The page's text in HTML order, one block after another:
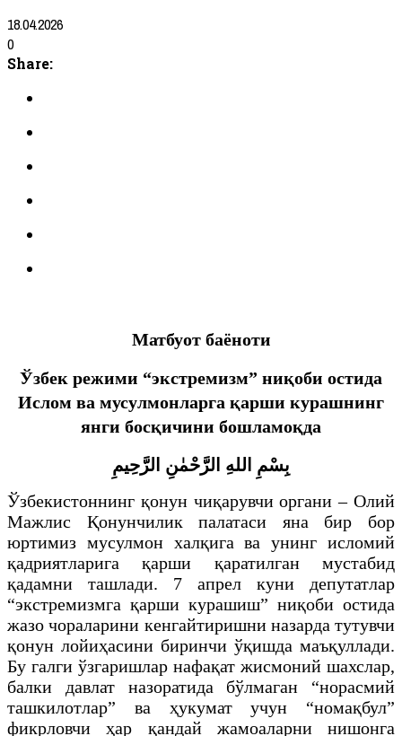
18.04.2026
0
Share:
Матбуот баёноти
Ўзбек режими “экстремизм” ниқоби остида
Ислом ва мусулмонларга қарши курашнинг
янги босқичини бошламоқда
بِسْمِ اللهِ الرَّحْمٰنِ الرَّحِيمِ
Ўзбекистоннинг қонун чиқарувчи органи – Олий
Мажлис Қонунчилик палатаси яна бир бор
юртимиз мусулмон халқига ва унинг исломий
қадриятларига қарши қаратилган мустабид
қадамни ташлади. 7 апрел куни депутатлар
“экстремизмга қарши курашиш” ниқоби остида
жазо чораларини кенгайтиришни назарда тутувчи
қонун лойиҳасини биринчи ўқишда маъқуллади.
Бу галги ўзгаришлар нафақат жисмоний шахслар,
балки давлат назоратида бўлмаган “норасмий
ташкилотлар” ва ҳукумат учун “номақбул”
фикрловчи ҳар қандай жамоаларни нишонга